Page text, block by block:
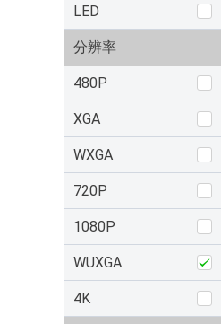
LED
分辨率
480P
XGA
WXGA
720P
1080P
WUXGA
4K